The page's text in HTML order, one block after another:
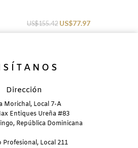
US$155.42 US$77.97
Dirección
Morichal, Local 7-A
Entiques Ureña #83
República Dominicana
Profesional, Local 211